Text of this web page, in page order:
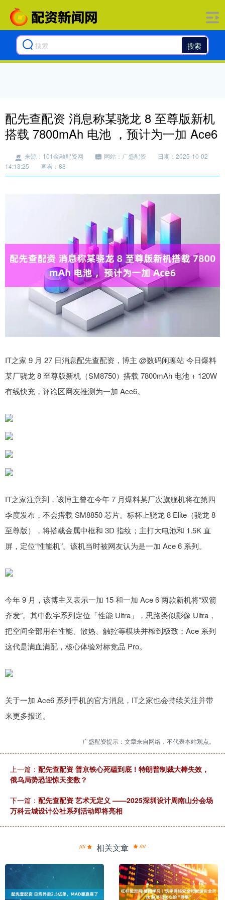
搜索
配先查配资 消息称某骁龙 8 至尊版新机
搭载 7800mAh 电池 ，预计为一加 Ace6
来源：101金融配资网 网站：广盛配资
日期：2025-10-02
14:13:25
查看：88
IT之家 9 月 27 日消息配先查配资，博主 @数码闲聊站 今日爆料
某厂骁龙 8 至尊版新机（SM8750）搭载 7800mAh 电池 + 120W
有线快充，评论区网友推测为一加 Ace6。
IT之家注意到，该博主曾在今年 7 月爆料某厂次旗舰机将在第四
季度发布，不会搭载 SM8850 芯片。标杯上骁龙 8 Elite（骁龙 8
至尊版），将搭载金属中框和 3D 指纹；主打大电池和 1.5K 直
屏，定位“性能机”。该机当时被网友认为是一加 Ace 6 系列。
今年 9 月，该博主又表示一加 15 和一加 Ace 6 两款新机将“双箭
齐发”。其中数字系列定位「性能 Ultra」，思路类似影像 Ultra，
把空间全部用在性能、散热、触控等模块并榨到极致；Ace 系列
这代是满血满配，核心体验对标竞品 Pro。
关于一加 Ace6 系列手机的官方消息，IT之家也会持续关注并带
来更多报道。
广盛配资提示：文章来自网络，不代表本站观点。
上一篇： 配先查配资 普京铁心死磕到底！特朗普制裁大棒失效，
俄乌局势恐迎惊天变数？
下一篇： 配先查配资 艺术无定义 ——2025深圳设计周南山分会场
万科云城设计公社系列活动即将亮相
相关文章